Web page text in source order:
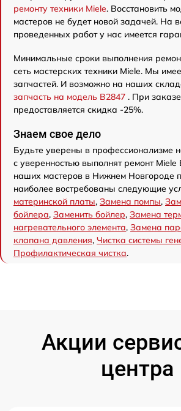
ремонту техники Miele. Восстановить
мастеров не будет новой задачей. На
проведенных работ у нас имеется
Минимальные сроки выполнения
сеть мастерских техники Miele. Мы
запчастей. И возможно на наших
запчасть на модель B2847 . При
предоставляется скидка -25%.
Знаем свое дело
Будьте уверены в профессионализме
с уверенностью выполнят ремонт
наших мастеров в Нижнем Новгороде
наиболее востребованы следующие
материнской платы, Замена помпы,
бойлера, Заменить бойлер, Замена
нагревательного элемента, Замена
клапана давления, Чистка системы
Профилактическая чистка.
Акции
центра